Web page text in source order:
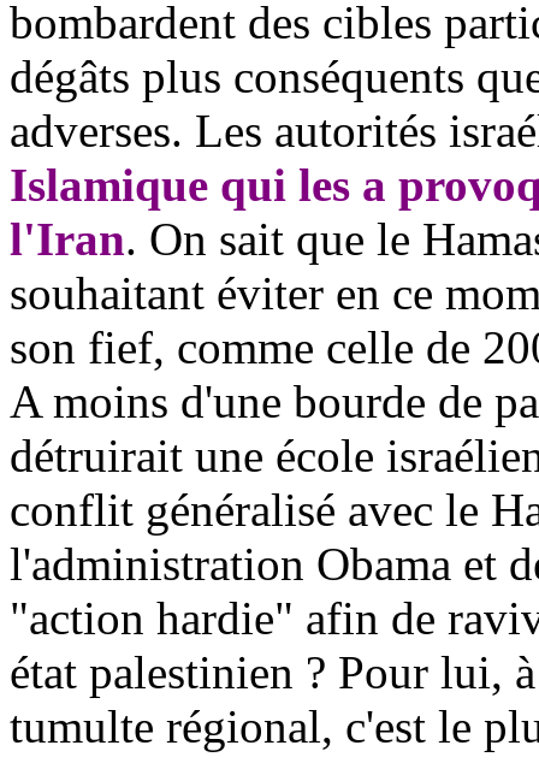
bombardent des cibles
dégâts plus conséquents
adverses. Les autorités
Islamique qui les a
l'Iran. On sait que le
souhaitant éviter en ce
son fief, comme celle de
A moins d'une bourde de
détruirait une école
conflit généralisé avec le
l'administration Obama et
"action hardie" afin de
état palestinien ? Pour lui,
tumulte régional, c'est le